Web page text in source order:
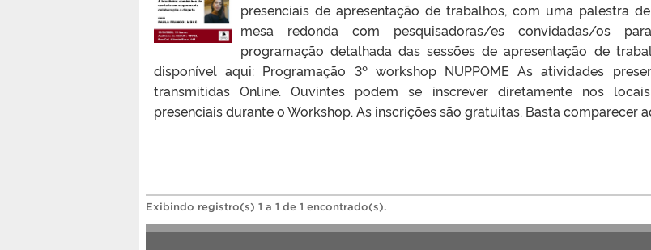
presenciais de apresentação de trabalhos, com uma palestra
mesa redonda com pesquisadoras/es convidadas/os
programação detalhada das sessões de apresentação de
disponível aqui: Programação 3º workshop NUPPOME As atividades
transmitidas Online. Ouvintes podem se inscrever diretamente nos
presenciais durante o Workshop. As inscrições são gratuitas. Basta comparecer
Exibindo registro(s) 1 a 1 de 1 encontrado(s).